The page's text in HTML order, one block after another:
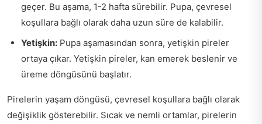
geçer. Bu aşama, 1-2 hafta sürebilir. Pupa, çevresel
koşullara bağlı olarak daha uzun süre de kalabilir.
Yetişkin: Pupa aşamasından sonra, yetişkin pireler
ortaya çıkar. Yetişkin pireler, kan emerek beslenir ve
üreme döngüsünü başlatır.
Pirelerin yaşam döngüsü, çevresel koşullara bağlı olarak
değişiklik gösterebilir. Sıcak ve nemli ortamlar, pirelerin